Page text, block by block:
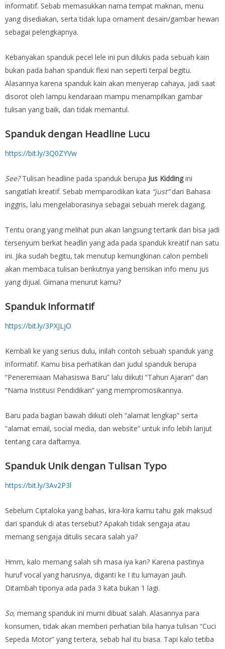
informatif. Sebab memasukkan nama tempat maknan, menu
yang disediakan, serta tidak lupa ornament desain/gambar hewan
sebagai pelengkapnya.
Kebanyakan spanduk pecel lele ini pun dilukis pada sebuah kain
bukan pada bahan spanduk flexi nan seperti terpal begitu.
Alasannya karena spanduk kain akan menyerap cahaya, jadi saat
disorot oleh lampu kendaraan mampu menampilkan gambar
tulisan yang baik, dan tidak memantul.
Spanduk dengan Headline Lucu
https://bit.ly/3Q0ZYVw
See?Tulisan headline pada spanduk berupa Jus Kiddingini
sangatlah kreatif. Sebab memparodikan kata “just”dari Bahasa
inggris, lalu mengelaborasinya sebagai sebuah merek dagang.
Tentu orang yang melihat pun akan langsung tertarik dan bisa jadi
tersenyum berkat headlin yang ada pada spanduk kreatif nan satu
ini. Jika sudah begitu, tak menutup kemungkinan calon pembeli
akan membaca tulisan berikutnya yang berisikan info menu jus
yang dijual. Gimana menurut kamu?
Spanduk Informatif
https://bit.ly/3PXJLjO
Kembali ke yang serius dulu, inilah contoh sebuah spanduk yang
informatif. Kamu bisa perhatikan dari judul spanduk berupa
“Peneremiaan Mahasiswa Baru” lalu diikuti “Tahun Ajaran” dan
“Nama Institusi Pendidikan” yang mempromosikannya.
Baru pada bagian bawah diikuti oleh “alamat lengkap” serta
“alamat email, social media, dan website” untuk info lebih lanjut
tentang cara daftarnya.
Spanduk Unik dengan Tulisan Typo
https://bit.ly/3Av2P3l
Sebelum Ciptaloka yang bahas, kira-kira kamu tahu gak maksud
dari spanduk di atas tersebut? Apakah tidak sengaja atau
memang sengaja ditulis secara salah ya?
Hmm, kalo memang salah sih masa iya kan? Karena pastinya
huruf vocal yang harusnya, diganti ke I itu lumayan jauh.
Ditambah tiponya ada pada 3 kata bukan 1 lagi.
So, memang spanduk ini murni dibuat salah. Alasannya para
konsumen, tidak akan memberi perhatian bila hanya tulisan “Cuci
Sepeda Motor” yang tertera, sebab hal itu biasa. Tapi kalo tetiba